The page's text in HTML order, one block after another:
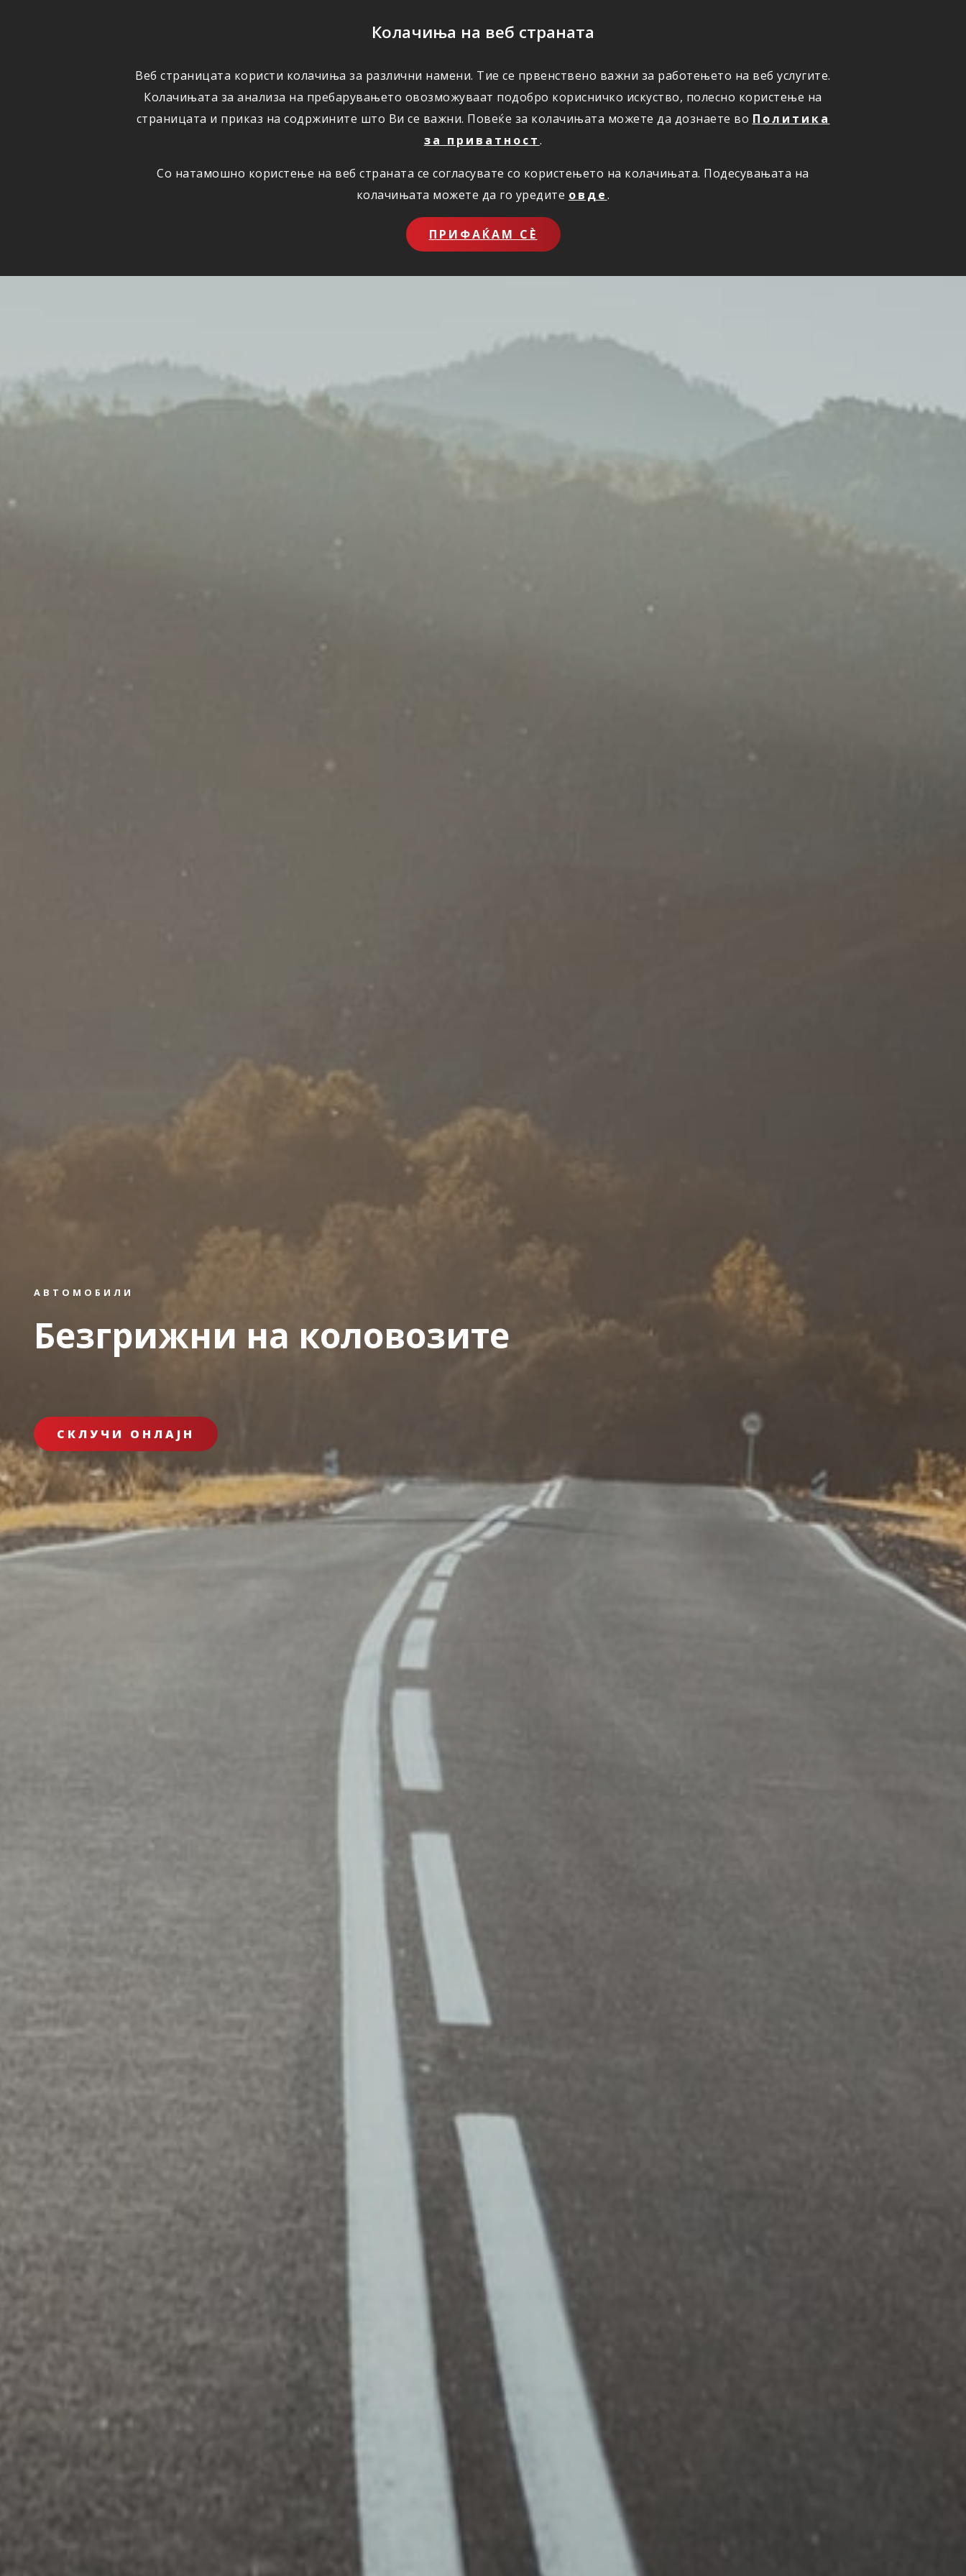
Колачиња на веб страната
Веб страницата користи колачиња за различни намени. Тие се првенствено важни за работењето на веб услугите.
Колачињата за анализа на пребарувањето овозможуваат подобро корисничко искуство, полесно користење на
страницата и приказ на содржините што Ви се важни. Повеќе за колачињата можете да дознаете во Политика
за приватност.
Со натамошно користење на веб страната се согласувате со користењето на колачињата. Подесувањата на
колачињата можете да го уредите овде.
ПРИФАЌАМ СЀ
ОСИГУРУВАЊЕ ШТЕТИ ПОВОЛНОСТИ КОРИСНО ЗА НАС ОНЛАЈН ПРИЈАВИ ШТЕТА
АВТОМОБИЛИ
Безгрижни на коловозите
СКЛУЧИ ОНЛАЈН